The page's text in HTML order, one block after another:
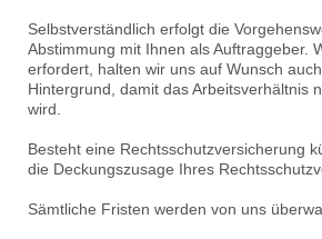
Selbstverständlich erfolgt die
Abstimmung mit Ihnen als Auftraggeber.
erfordert, halten wir uns auf Wunsch
Hintergrund, damit das Arbeitsverhältnis
wird.
Besteht eine Rechtsschutzversicherung
die Deckungszusage Ihres
Sämtliche Fristen werden von uns